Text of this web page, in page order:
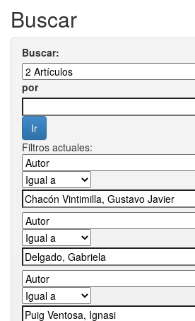
Buscar
Buscar:
por
Filtros actuales: